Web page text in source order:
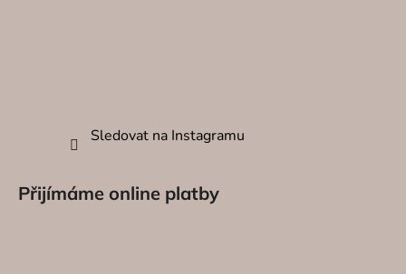
Sledovat na Instagramu
Přijímáme online platby